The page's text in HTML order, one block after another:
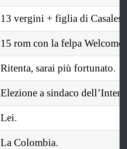
13 vergini + figlia di
15 rom con la felpa Welcome.
Ritenta, sarai più fortunato.
Elezione a sindaco
Lei.
La Colombia.